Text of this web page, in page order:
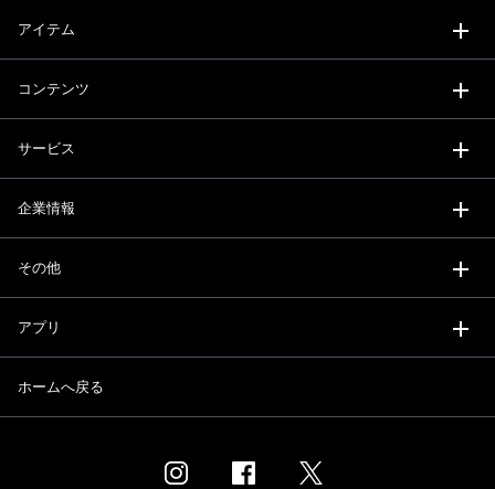
アイテム
コンテンツ
サービス
企業情報
その他
アプリ
ホームへ戻る